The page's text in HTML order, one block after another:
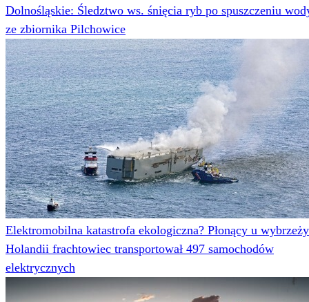
Dolnośląskie: Śledztwo ws. śnięcia ryb po spuszczeniu
ze zbiornika Pilchowice
Elektromobilna katastrofa ekologiczna? Płonący u wybrzeży
Holandii frachtowiec transportował 497 samochodów
elektrycznych